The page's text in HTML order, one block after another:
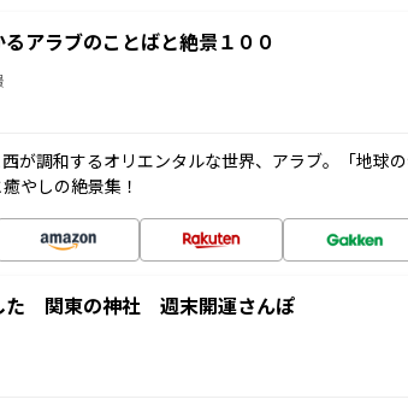
アラブのことばと絶景１００
が調和するオリエンタルな世界、アラブ。「地球
やしの絶景集！
た 関東の神社 週末開運さんぽ